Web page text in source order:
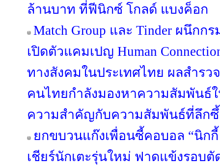
ล้านบาท ที่ฟีนิกซ์ โกลด์ แบงค็อก
Match Group และ Tinder ผนึก
เปิดตัวแคมเปญ Human
ทางสังคมในประเทศไทย ผลสำรว
คนไทยกำลังมองหาความสัมพันธ์
ความสำคัญกับความสัมพันธ์ที่ลึก
ยกขบวนแก๊งเพื่อนซี้คอบอล “นิกกี้
เชียร์นักเตะรุ่นใหม่ ฟาดแข้งรอบ